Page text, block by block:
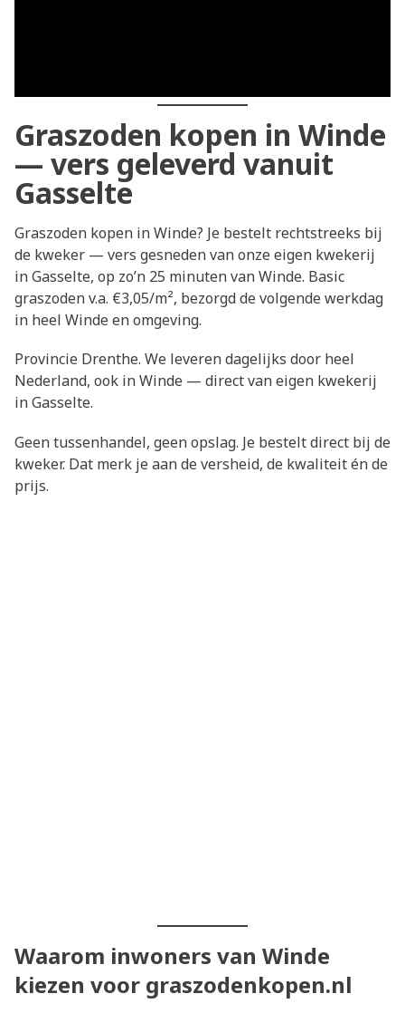
Graszoden kopen in Winde
— vers geleverd vanuit
Gasselte
Graszoden kopen in Winde? Je bestelt rechtstreeks bij
de kweker — vers gesneden van onze eigen kwekerij
in Gasselte, op zo’n 25 minuten van Winde. Basic
graszoden v.a. €3,05/m², bezorgd de volgende werkdag
in heel Winde en omgeving.
Provincie Drenthe. We leveren dagelijks door heel
Nederland, ook in Winde — direct van eigen kwekerij
in Gasselte.
Geen tussenhandel, geen opslag. Je bestelt direct bij de
kweker. Dat merk je aan de versheid, de kwaliteit én de
prijs.
Waarom inwoners van Winde
kiezen voor graszodenkopen.nl